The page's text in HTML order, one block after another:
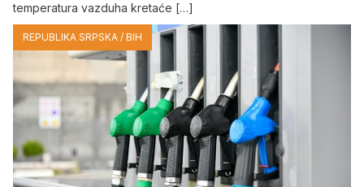
temperatura vazduha kretaće […]
REPUBLIKA SRPSKA / BIH